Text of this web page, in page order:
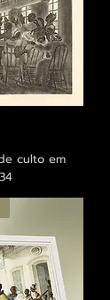
culto em